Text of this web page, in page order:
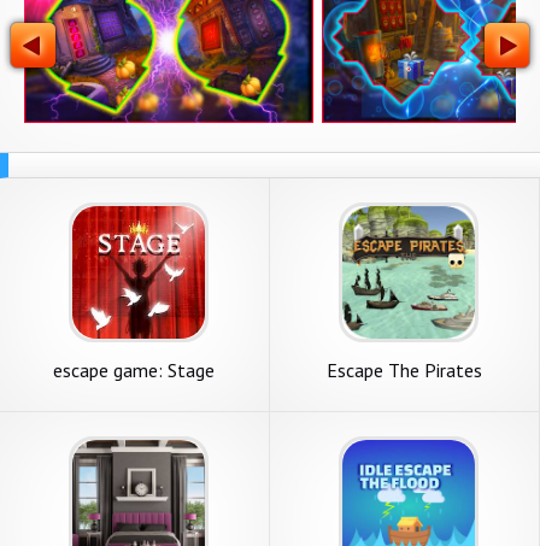
escape game: Stage Escape The Pirates